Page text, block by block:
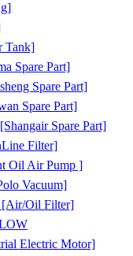
Tank]
Spare Part]
Spare Part]
Spare Part]
Spare Part]
Filter]
Oil Air Pump ]
Vacuum]
Oil Filter]
Electric Motor]